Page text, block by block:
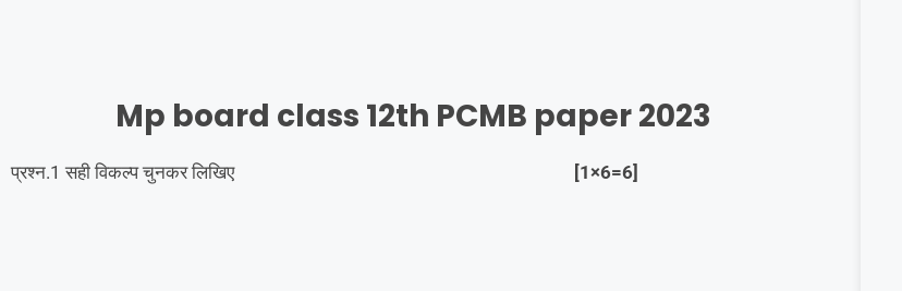
Mp board class 12th PCMB paper 2023
प्रश्न.1 सही विकल्प चुनकर लिखिए [1×6=6]